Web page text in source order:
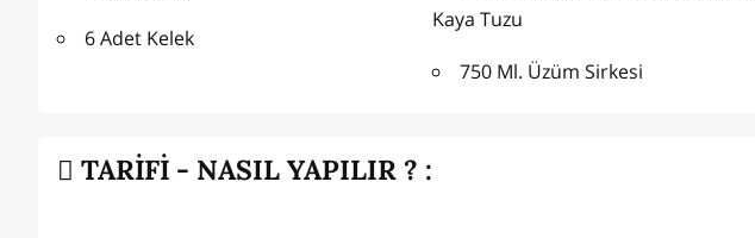
6 Adet Kelek
Kaya Tuzu
750 Ml. Üzüm Sirkesi
TARİFİ - NASIL YAPILIR ? :